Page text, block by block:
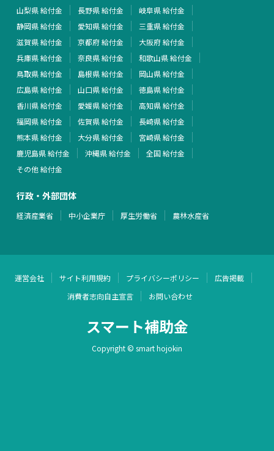
山梨県 給付金
長野県 給付金
岐阜県 給付金
静岡県 給付金
愛知県 給付金
三重県 給付金
滋賀県 給付金
京都府 給付金
大阪府 給付金
兵庫県 給付金
奈良県 給付金
和歌山県 給付金
鳥取県 給付金
島根県 給付金
岡山県 給付金
広島県 給付金
山口県 給付金
徳島県 給付金
香川県 給付金
愛媛県 給付金
高知県 給付金
福岡県 給付金
佐賀県 給付金
長崎県 給付金
熊本県 給付金
大分県 給付金
宮崎県 給付金
鹿児島県 給付金
沖縄県 給付金
全国 給付金
その他 給付金
行政・外部団体
経済産業省 中小企業庁 厚生労働省 農林水産省
運営会社 サイト利用規約 プライバシーポリシー
広告掲載
消費者志向自主宣言
お問い合わせ
スマート補助金
Copyright © smart hojokin